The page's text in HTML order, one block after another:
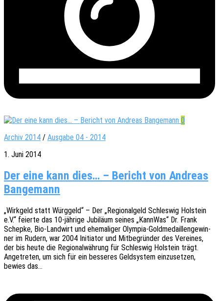
0
Archiv 2014 / Ausgabe 04 - 2014
1. Juni 2014
Der eine kann dies… – Bericht von Andreas
Bangemann
„Wirk­geld statt Würg­geld“ – Der „Regio­nal­geld Schles­wig Holstein
e.V.“ feier­te das 10-jähri­­ge Jubi­lä­um seines „Kann­Was“ Dr. Frank
Schep­ke, Bio-Land­­wirt und ehema­li­ger Olym­­pia-Gold­­me­­dail­­len­­ge­­win­­
ner im Rudern, war 2004 Initia­tor und Mitbe­grün­der des Verei­nes,
der bis heute die Regio­nal­wäh­rung für Schles­wig Holstein trägt.
Ange­tre­ten, um sich für ein besse­res Geld­sys­tem einzu­set­zen,
bewies das…